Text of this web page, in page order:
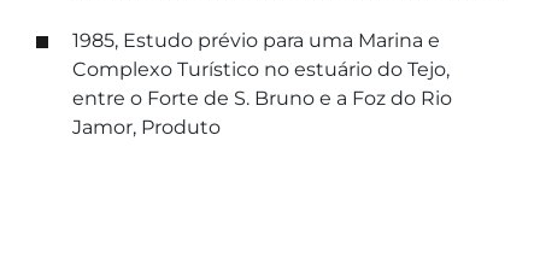
1985, Estudo prévio para uma Marina e
Complexo Turístico no estuário do Tejo,
entre o Forte de S. Bruno e a Foz do Rio
Jamor, Produto